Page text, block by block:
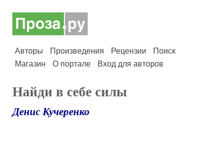
Авторы Произведения Рецензии
Поиск
Магазин
О портале Вход для авторов
Найди в себе силы
Денис Кучеренко